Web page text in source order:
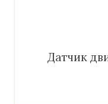
Датчик